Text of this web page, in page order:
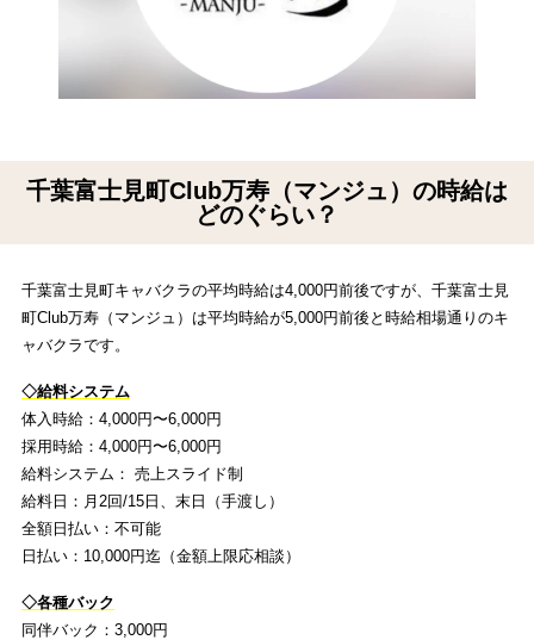
千葉富士見町Club万寿（マンジュ）の時給は
どのぐらい？
千葉富士見町キャバクラの平均時給は4,000円前後ですが、千葉富士見
町Club万寿（マンジュ）は平均時給が5,000円前後と時給相場通りのキ
ャバクラです。
◇給料システム
体入時給：4,000円〜6,000円
採用時給：4,000円〜6,000円
給料システム： 売上スライド制
給料日：月2回/15日、末日（手渡し）
全額日払い：不可能
日払い：10,000円迄（金額上限応相談）
◇各種バック
同伴バック：3,000円